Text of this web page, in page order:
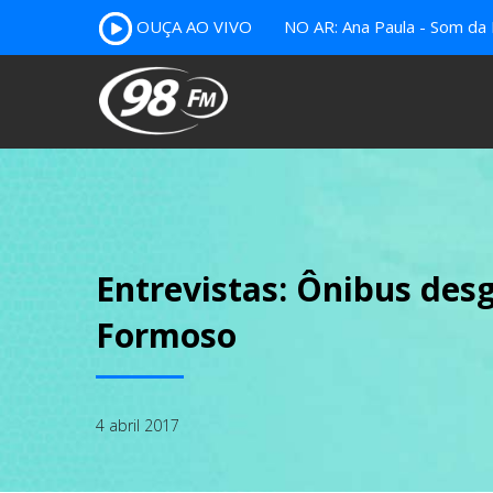
OUÇA AO VIVO NO AR: Ana Paula - Som da
Entrevistas: Ônibus
Formoso
4 abril 2017